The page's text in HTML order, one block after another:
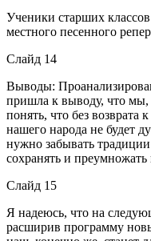
Ученики старших
местного песенного
Слайд 14
Выводы:
пришла к выводу, что
понять, что без
нашего народа не будет
нужно забывать
сохранять и преумножать
Слайд 15
Я надеюсь, что на
расширив программу